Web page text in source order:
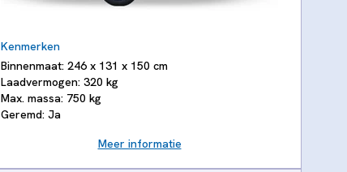
Kenmerken
Binnenmaat: 246 x 131 x 150 cm
Laadvermogen: 320 kg
Max. massa: 750 kg
Geremd: Ja
Meer informatie